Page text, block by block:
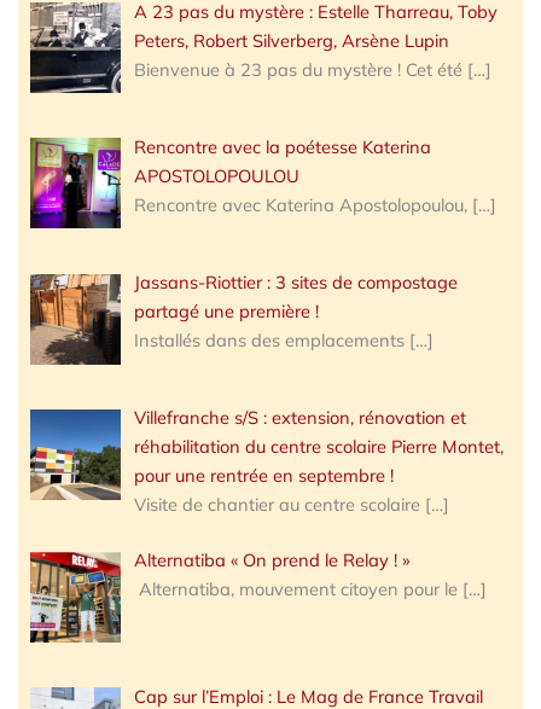
A 23 pas du mystère : Estelle Tharreau, Toby
Peters, Robert Silverberg, Arsène Lupin
Bienvenue à 23 pas du mystère ! Cet été […]
Rencontre avec la poétesse Katerina
APOSTOLOPOULOU
Rencontre avec Katerina Apostolopoulou, […]
Jassans-Riottier : 3 sites de compostage
partagé une première !
Installés dans des emplacements […]
Villefranche s/S : extension, rénovation et
réhabilitation du centre scolaire Pierre Montet,
pour une rentrée en septembre !
Visite de chantier au centre scolaire […]
Alternatiba « On prend le Relay ! »
Alternatiba, mouvement citoyen pour le […]
Cap sur l’Emploi : Le Mag de France Travail